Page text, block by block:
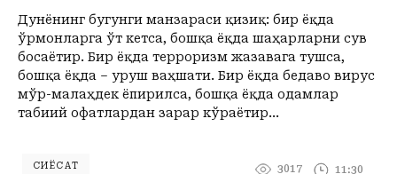
Жамият
Иқтисод
Иқтисод
Сиёсат
ЎЗГАЧА РАКУРС
МЕҲНАТ ҲУҚУҚИ
ҲОДИСА
ИНТЕРВЬЮ
Telefon raqamingizni kiritng
Tasdiqlash kodini SMS orqali yuboramiz
+37 C
Hozir
+37C
16:00
+36C
17:00
+36C
18:00
+35C
19:00
+34C
20:00
+31C
21:00
+30
22:00
Дунёнинг бугунги манзараси қизиқ: бир ёқда
ўрмонларга ўт кетса, бошқа ёқда шаҳарларни сув
босаётир. Бир ёқда терроризм жазавага тушса,
бошқа ёқда – уруш ваҳшати. Бир ёқда бедаво вирус
мўр-малаҳдек ёпирилса, бошқа ёқда одамлар
табиий офатлардан зарар кўраётир…
СИЁСАТ 3017 11:30